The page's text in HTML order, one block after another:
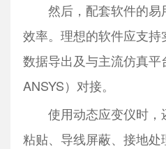
然后，配套软件的易
效率。理想的软件应支持
数据导出及与主流仿真平
ANSYS）对接。
使用动态应变仪时，
粘贴、导线屏蔽、接地